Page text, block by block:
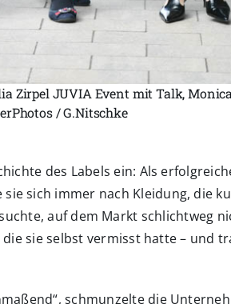
Zirpel JUVIA Event mit Talk,
/ G.Nitschke
des Labels ein: Als
sich immer nach Kleidung, die
suchte, auf dem Markt schlichtweg
sie selbst vermisst hatte – und
schmunzelte die